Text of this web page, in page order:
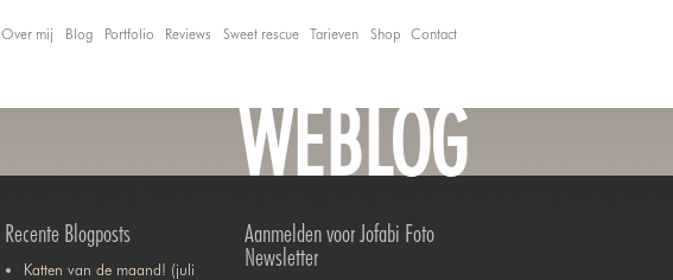
Over mij Blog Portfolio Reviews Sweet rescue Tarieven Shop Contact
WEBLOG
Recente Blogposts
Katten van de maand! (juli
Aanmelden voor Jofabi Foto
Newsletter